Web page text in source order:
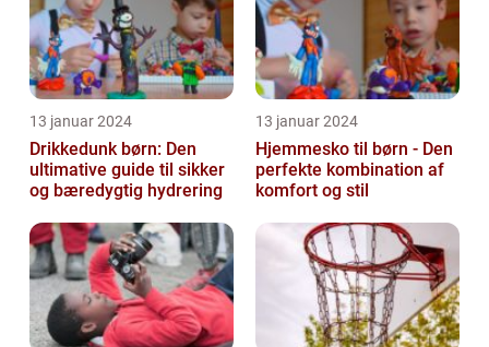
13 januar 2024
Drikkedunk børn: Den
ultimative guide til sikker
og bæredygtig hydrering
13 januar 2024
Hjemmesko til børn - Den
perfekte kombination af
komfort og stil